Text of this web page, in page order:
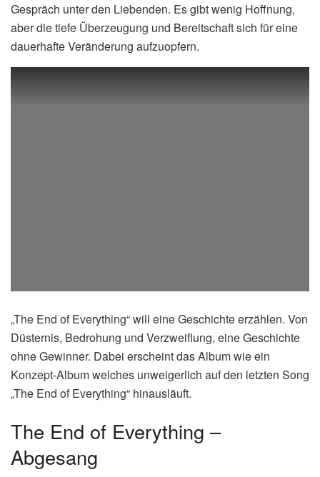
Gespräch unter den Liebenden. Es gibt wenig Hoffnung,
aber die tiefe Überzeugung und Bereitschaft sich für eine
dauerhafte Veränderung aufzuopfern.
„The End of Everything“ will eine Geschichte erzählen. Von
Düsternis, Bedrohung und Verzweiflung, eine Geschichte
ohne Gewinner. Dabei erscheint das Album wie ein
Konzept-Album welches unweigerlich auf den letzten Song
„The End of Everything“ hinausläuft.
The End of Everything –
Abgesang